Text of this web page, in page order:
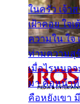
ในครัว เจ้า
เฝ้าคอย ใจ
ความใน ใจ
ท่ามความสุ
เมื่อไรหนอ
มา คือหน้าที่
คือหยังเขา